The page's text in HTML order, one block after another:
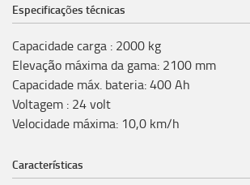
Especificações técnicas
Capacidade carga : 2000 kg
Elevação máxima da gama: 2100 mm
Capacidade máx. bateria:400Ah
Voltagem : 24volt
Velocidade máxima: 10,0 km/h
Características